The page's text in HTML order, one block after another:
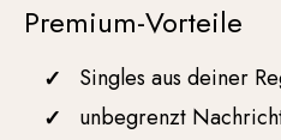
Premium-Vorteile
Singles aus deiner
unbegrenzt